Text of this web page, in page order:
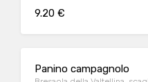
9.20 €
Panino campagnolo